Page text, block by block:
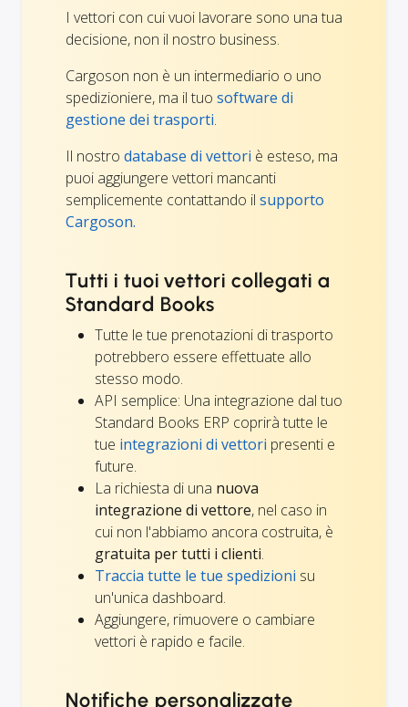
I vettori con cui vuoi lavorare sono una tua
decisione, non il nostro business.
Cargoson non è un intermediario o uno
spedizioniere, ma il tuo software di
gestione dei trasporti.
Il nostro database di vettori è esteso, ma
puoi aggiungere vettori mancanti
semplicemente contattando il supporto
Cargoson.
Tutti i tuoi vettori collegati a
Standard Books
Tutte le tue prenotazioni di trasporto
potrebbero essere effettuate allo
stesso modo.
API semplice: Una integrazione dal tuo
Standard Books ERP coprirà tutte le
tue integrazioni di vettori presenti e
future.
La richiesta di una nuova
integrazione di vettore, nel caso in
cui non l'abbiamo ancora costruita, è
gratuita per tutti i clienti.
Traccia tutte le tue spedizioni su
un'unica dashboard.
Aggiungere, rimuovere o cambiare
vettori è rapido e facile.
Notifiche personalizzate